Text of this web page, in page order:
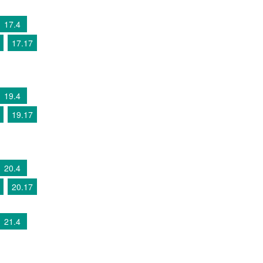
17.4
17.17
19.4
19.17
20.4
20.17
21.4